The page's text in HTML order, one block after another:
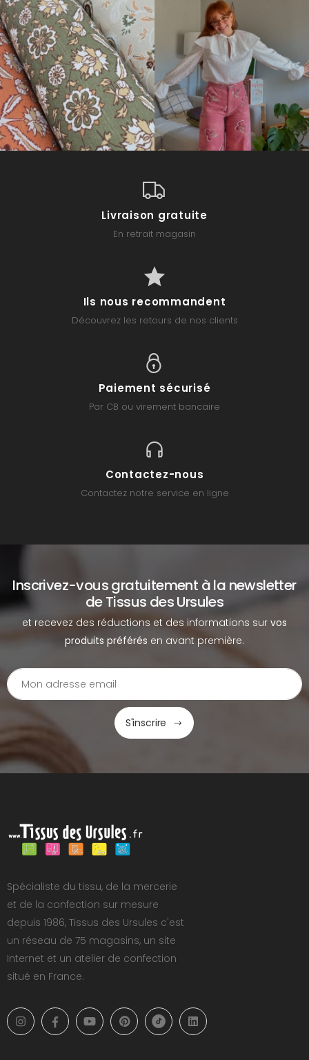
Livraison gratuite
En retrait magasin
Ils nous recommandent
Découvrez les retours de nos clients
Paiement sécurisé
Par CB ou virement bancaire
Contactez-nous
Contactez notre service en ligne
Inscrivez-vous gratuitement à la newsletter
de Tissus des Ursules
et recevez des réductions et des informations sur vos
produits préférés en avant première.
S'inscrire
Spécialiste du tissu, de la mercerie
et de la confection sur mesure
depuis 1986, Tissus des Ursules c'est
un réseau de 75 magasins, un site
Internet et un atelier de confection
situé en France.